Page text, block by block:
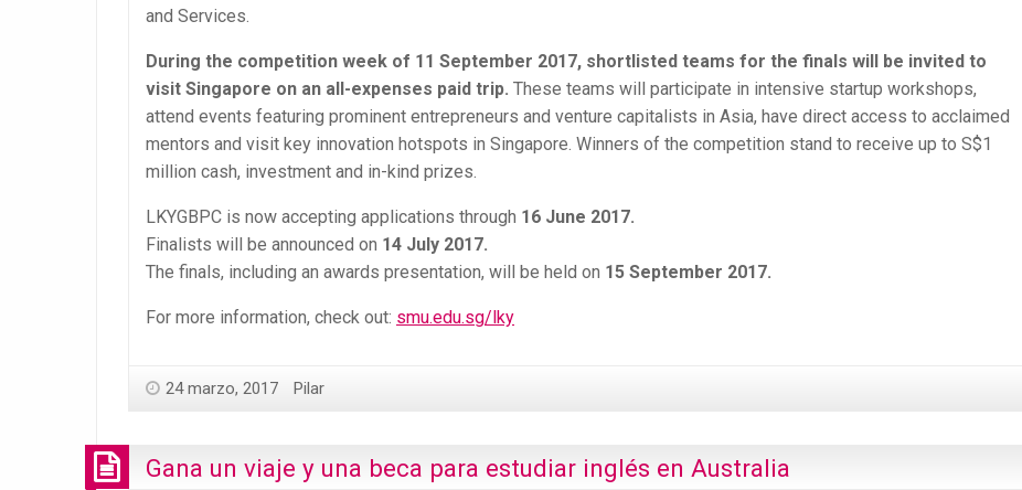
and Services.
During the competition week of 11 September 2017, shortlisted teams for the finals will be invited to
visit Singapore on an all-expenses paid trip. These teams will participate in intensive startup workshops,
attend events featuring prominent entrepreneurs and venture capitalists in Asia, have direct access to acclaimed
mentors and visit key innovation hotspots in Singapore. Winners of the competition stand to receive up to S$1
million cash, investment and in-kind prizes.
LKYGBPC is now accepting applications through 16 June 2017.
Finalists will be announced on 14 July 2017.
The finals, including an awards presentation, will be held on 15 September 2017.
For more information, check out: smu.edu.sg/lky
24 marzo, 2017 Pilar
Gana un viaje y una beca para estudiar inglés en Australia